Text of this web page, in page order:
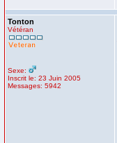
Tonton
Vétéran
Sexe:
Inscrit le: 23 Juin 2005
Messages: 5942